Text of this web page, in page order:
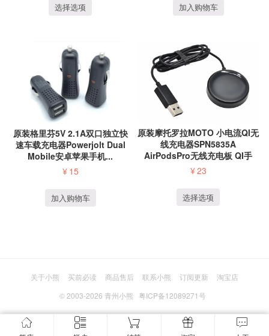
选择选项 加入购物车
原装格里芬5V 2.1A双口独立快
速车载充电器Powerjolt Dual
Mobile安卓苹果手机...
¥ 15
加入购物车
原装摩托罗拉MOTO 小电流QI无
线充电器SPN5835A
AirPodsPro无线充电板 QI手
表...
¥23
选择选项
关于小熊 买前必读 商品售后 联系小熊 订阅更新
淘宝店
© 2003-2026 青州小熊 粤ICP备12089271号